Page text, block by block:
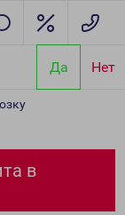
Да Нет
в